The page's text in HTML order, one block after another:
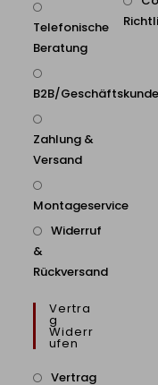
Telefonische
Beratung
B2B/
Zahlung &
Versand
Montageservice
Widerruf
&
Rückversand
Vertra
G
Widerr
Ufen
Vertrag